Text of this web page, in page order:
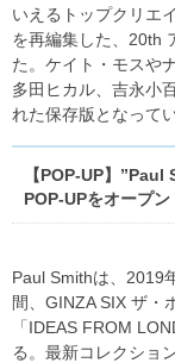
いえるトップクリエ
を再編集した、20th
た。ケイト・モスや
多田ヒカル、吉永小
れた保存版となってい
【POP-UP】
POP-UPをオープン
Paul Smithは、2019
間、GINZA SIX ザ・
「IDEAS FROM
る。最新コレクショ